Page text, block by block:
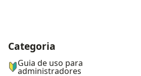
ナビゲーションメニュー
Categoria
Guia de uso para
administradores